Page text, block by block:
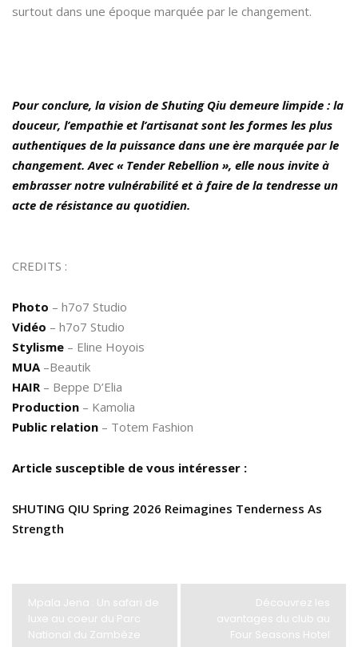
surtout dans une époque marquée par le changement.
Pour conclure, la vision de Shuting Qiu demeure limpide : la
douceur, l’empathie et l’artisanat sont les formes les plus
authentiques de la puissance dans une ère marquée par le
changement. Avec « Tender Rebellion », elle nous invite à
embrasser notre vulnérabilité et à faire de la tendresse un
acte de résistance au quotidien.
CREDITS :
Photo – h7o7 Studio
Vidéo – h7o7 Studio
Stylisme – Eline Hoyois
MUA –Beautik
HAIR – Beppe D’Elia
Production – Kamolia
Public relation – Totem Fashion
Article susceptible de vous intéresser :
SHUTING QIU Spring 2026 Reimagines Tenderness As
Strength
Mpala Jena : Un safari de
luxe au coeur du Parc
National du Zambèze
Découvrez les
avantages du club au
Four Seasons Hotel